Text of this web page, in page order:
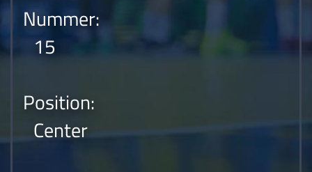
Nummer:
15
Position:
Center